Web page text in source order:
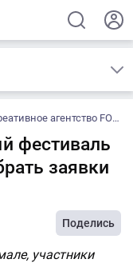
агентство FOLGA
фестиваль
заявки
Поделись
участники